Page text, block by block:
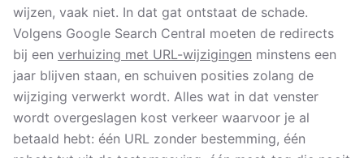
wijzen, vaak niet. In dat gat ontstaat de schade.
Volgens Google Search Central moeten de redirects
bij een verhuizing met URL-wijzigingen minstens een
jaar blijven staan, en schuiven posities zolang de
wijziging verwerkt wordt. Alles wat in dat venster
wordt overgeslagen kost verkeer waarvoor je al
betaald hebt: één URL zonder bestemming, één